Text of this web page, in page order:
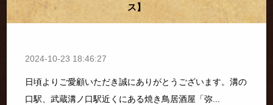
ス】
2024-10-23 18:46:27
日頃よりご愛顧いただき誠にありがとうございます。溝の
口駅、武蔵溝ノ口駅近くにある焼き鳥居酒屋「弥...